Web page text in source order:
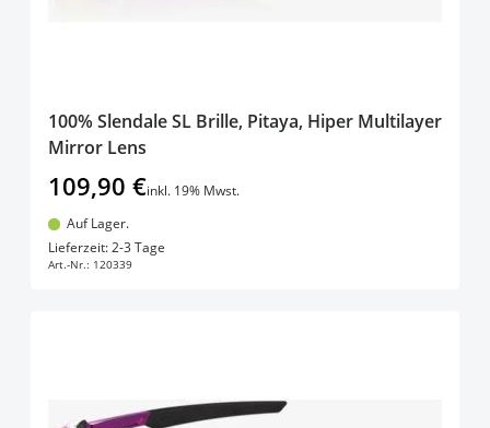
100% Slendale SL Brille, Pitaya, Hiper Multilayer
Mirror Lens
109,90 €inkl. 19% Mwst.
Auf Lager.
Lieferzeit: 2-3 Tage
Art.-Nr.: 120339